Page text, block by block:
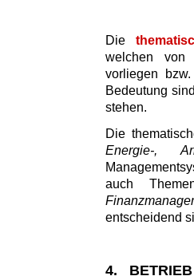
Die
welchen von
vorliegen
Bedeutung
stehen.
Die
Energie-,
auch
entscheidend
4. BETRIEB